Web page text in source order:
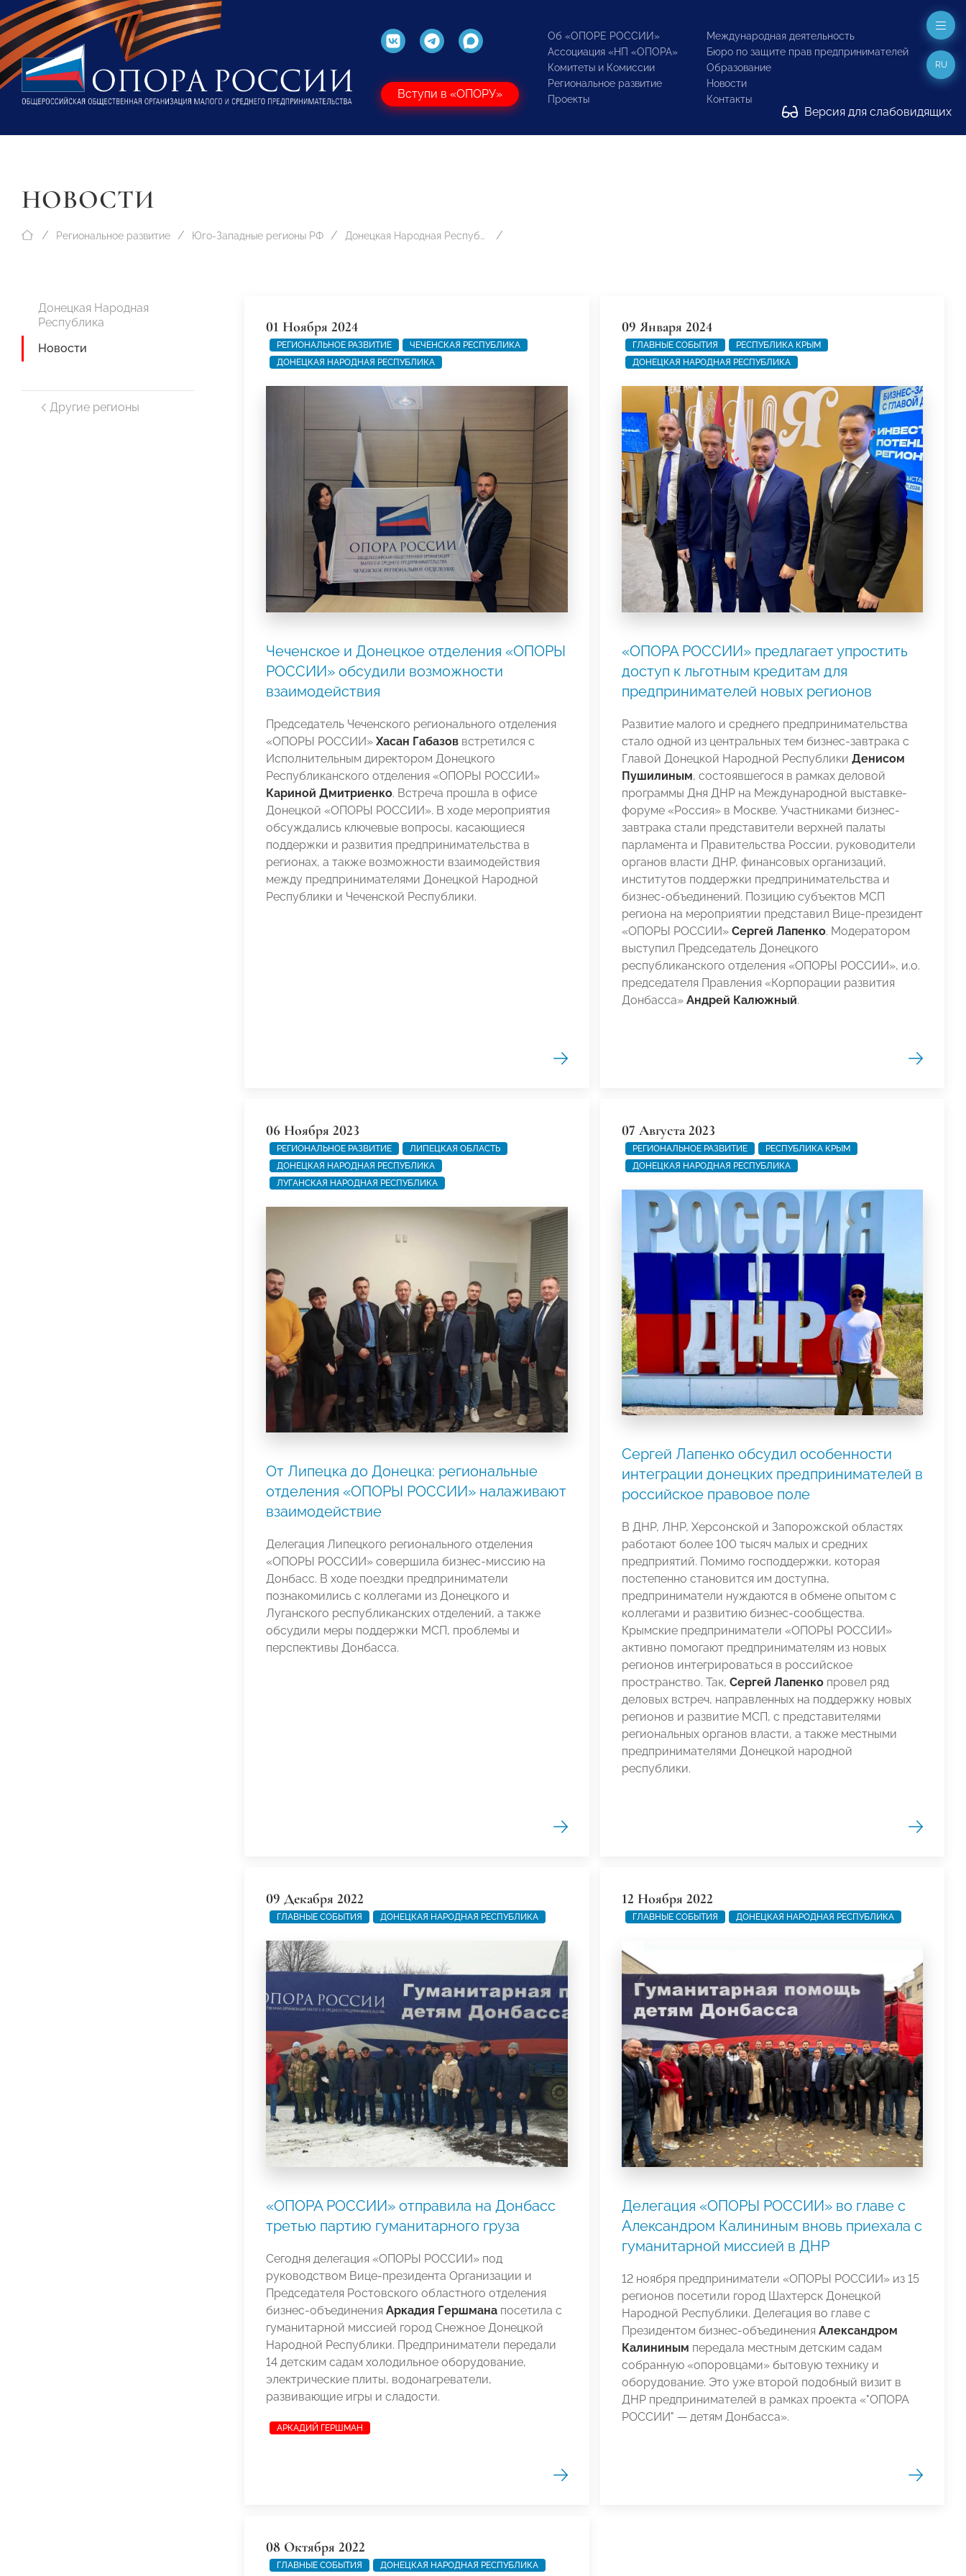
Вступи в «ОПОРУ»
Об «ОПОРЕ РОССИИ»
Ассоциация «НП «ОПОРА»
Комитеты и Комиссии
Региональное развитие
Проекты
Международная деятельность
Бюро по защите прав предпринимателей
Образование
Новости
Контакты
Версия для слабовидящих
RU
НОВОСТИ
Региональное развитие Юго-Западные регионы РФ Донецкая Народная Республика
Донецкая Народная
Республика
Новости
Другие регионы
01 Ноября 2024
РЕГИОНАЛЬНОЕ РАЗВИТИЕ
ЧЕЧЕНСКАЯ РЕСПУБЛИКА
ДОНЕЦКАЯ НАРОДНАЯ РЕСПУБЛИКА
Чеченское и Донецкое отделения «ОПОРЫ
РОССИИ» обсудили возможности
взаимодействия
Председатель Чеченского регионального отделения
«ОПОРЫ РОССИИ» Хасан Габазов встретился с
Исполнительным директором Донецкого
Республиканского отделения «ОПОРЫ РОССИИ»
Кариной Дмитриенко. Встреча прошла в офисе
Донецкой «ОПОРЫ РОССИИ». В ходе мероприятия
обсуждались ключевые вопросы, касающиеся
поддержки и развития предпринимательства в
регионах, а также возможности взаимодействия
между предпринимателями Донецкой Народной
Республики и Чеченской Республики.
09 Января 2024
ГЛАВНЫЕ СОБЫТИЯ
РЕСПУБЛИКА КРЫМ
ДОНЕЦКАЯ НАРОДНАЯ РЕСПУБЛИКА
«ОПОРА РОССИИ» предлагает упростить
доступ к льготным кредитам для
предпринимателей новых регионов
Развитие малого и среднего предпринимательства
стало одной из центральных тем бизнес-завтрака с
Главой Донецкой Народной Республики Денисом
Пушилиным, состоявшегося в рамках деловой
программы Дня ДНР на Международной выставке-
форуме «Россия» в Москве. Участниками бизнес-
завтрака стали представители верхней палаты
парламента и Правительства России, руководители
органов власти ДНР, финансовых организаций,
институтов поддержки предпринимательства и
бизнес-объединений. Позицию субъектов МСП
региона на мероприятии представил Вице-президент
«ОПОРЫ РОССИИ» Сергей Лапенко. Модератором
выступил Председатель Донецкого
республиканского отделения «ОПОРЫ РОССИИ», и.о.
председателя Правления «Корпорации развития
Донбасса» Андрей Калюжный.
06 Ноября 2023
РЕГИОНАЛЬНОЕ РАЗВИТИЕ
ЛИПЕЦКАЯ ОБЛАСТЬ
ДОНЕЦКАЯ НАРОДНАЯ РЕСПУБЛИКА
ЛУГАНСКАЯ НАРОДНАЯ РЕСПУБЛИКА
От Липецка до Донецка: региональные
отделения «ОПОРЫ РОССИИ» налаживают
взаимодействие
Делегация Липецкого регионального отделения
«ОПОРЫ РОССИИ» совершила бизнес-миссию на
Донбасс. В ходе поездки предприниматели
познакомились с коллегами из Донецкого и
Луганского республиканских отделений, а также
обсудили меры поддержки МСП, проблемы и
перспективы Донбасса.
07 Августа 2023
РЕГИОНАЛЬНОЕ РАЗВИТИЕ
РЕСПУБЛИКА КРЫМ
ДОНЕЦКАЯ НАРОДНАЯ РЕСПУБЛИКА
Сергей Лапенко обсудил особенности
интеграции донецких предпринимателей в
российское правовое поле
В ДНР, ЛНР, Херсонской и Запорожской областях
работают более 100 тысяч малых и средних
предприятий. Помимо господдержки, которая
постепенно становится им доступна,
предприниматели нуждаются в обмене опытом с
коллегами и развитию бизнес-сообщества.
Крымские предприниматели «ОПОРЫ РОССИИ»
активно помогают предпринимателям из новых
регионов интегрироваться в российское
пространство. Так, Сергей Лапенко провел ряд
деловых встреч, направленных на поддержку новых
регионов и развитие МСП, с представителями
региональных органов власти, а также местными
предпринимателями Донецкой народной
республики.
09 Декабря 2022
ГЛАВНЫЕ СОБЫТИЯ ДОНЕЦКАЯ НАРОДНАЯ РЕСПУБЛИКА
«ОПОРА РОССИИ» отправила на Донбасс
третью партию гуманитарного груза
Сегодня делегация «ОПОРЫ РОССИИ» под
руководством Вице-президента Организации и
Председателя Ростовского областного отделения
бизнес-объединения Аркадия Гершмана посетила с
гуманитарной миссией город Снежное Донецкой
Народной Республики. Предприниматели передали
14 детским садам холодильное оборудование,
электрические плиты, водонагреватели,
развивающие игры и сладости.
АРКАДИЙ ГЕРШМАН
12 Ноября 2022
ГЛАВНЫЕ СОБЫТИЯ ДОНЕЦКАЯ НАРОДНАЯ РЕСПУБЛИКА
Делегация «ОПОРЫ РОССИИ» во главе с
Александром Калининым вновь приехала с
гуманитарной миссией в ДНР
12 ноября предприниматели «ОПОРЫ РОССИИ» из 15
регионов посетили город Шахтерск Донецкой
Народной Республики. Делегация во главе с
Президентом бизнес-объединения Александром
Калининым передала местным детским садам
собранную «опоровцами» бытовую технику и
оборудование. Это уже второй подобный визит в
ДНР предпринимателей в рамках проекта «"ОПОРА
РОССИИ" — детям Донбасса».
08 Октября 2022
ГЛАВНЫЕ СОБЫТИЯ ДОНЕЦКАЯ НАРОДНАЯ РЕСПУБЛИКА